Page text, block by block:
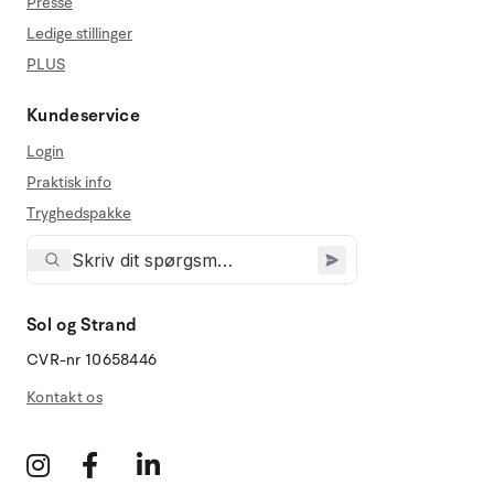
Ledige stillinger
PLUS
Kundeservice
Login
Praktisk info
Tryghedspakke
Sol og Strand
CVR-nr 10658446
Kontakt os